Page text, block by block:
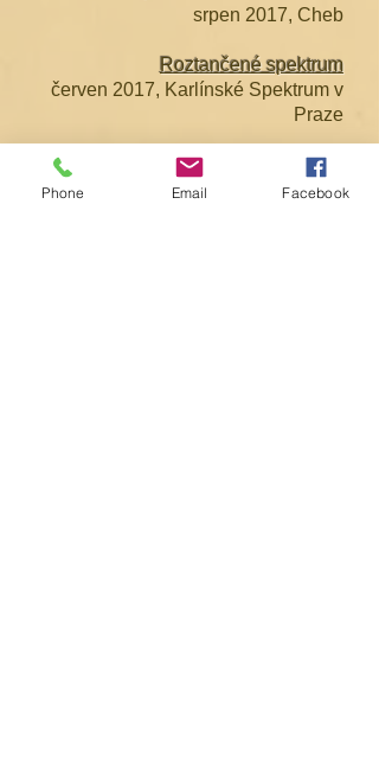
srpen 2017, Cheb
Roztančené spektrum
červen 2017, Karlínské Spektrum v
Praze
7. Rondí ples
březen 2017, Novoměstská radnice
Phone Email Facebook